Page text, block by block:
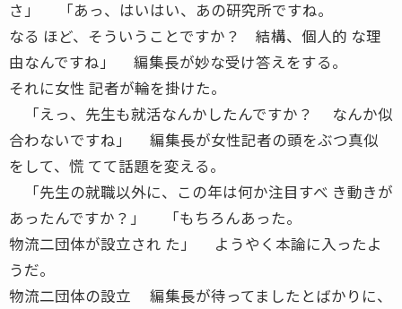
さ」 「あっ、はいはい、あの研究所ですね。
なる ほど、そういうことですか？ 結構、個人的 な理
由なんですね」 編集長が妙な受け答えをする。
それに女性 記者が輪を掛けた。
「えっ、先生も就活なんかしたんですか？ なんか似
合わないですね」 編集長が女性記者の頭をぶつ真似
をして、慌 てて話題を変える。
「先生の就職以外に、この年は何か注目すべ き動きが
あったんですか？」 「もちろんあった。
物流二団体が設立され た」 ようやく本論に入ったよ
うだ。
物流二団体の設立 編集長が待ってましたとばかりに、